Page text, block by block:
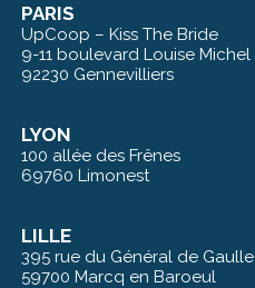
PARIS
UpCoop – Kiss The Bride
9-11 boulevard Louise Michel
92230 Gennevilliers
LYON
100 allée des Frênes
69760 Limonest
LILLE
395 rue du Général de Gaulle
59700 Marcq en Baroeul